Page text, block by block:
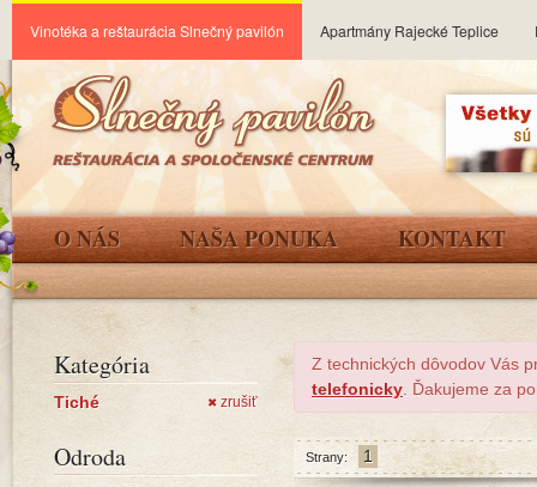
Vinotéka a reštaurácia Slnečný pavilón Apartmány Rajecké Teplice
O NÁS NAŠA PONUKA KONTAKT
Kategória
Tiché ✖ zrušiť
Odroda
Z technických dôvodov Vás
telefonicky . Ďakujeme za
Strany: 1